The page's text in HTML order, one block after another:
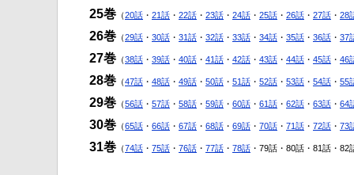
25巻 （20話 ・ 21話 ・ 22話 ・ 23話 ・ 24話 ・ 25話 ・ 26話 ・ 27話 ・ 28
26巻 （29話 ・ 30話 ・ 31話 ・ 32話 ・ 33話 ・ 34話 ・ 35話 ・ 36話 ・ 37
27巻 （38話 ・ 39話 ・ 40話 ・ 41話 ・ 42話 ・ 43話 ・ 44話 ・ 45話 ・ 46
28巻 （47話 ・ 48話 ・ 49話 ・ 50話 ・ 51話 ・ 52話 ・ 53話 ・ 54話 ・ 55
29巻 （56話 ・ 57話 ・ 58話 ・ 59話 ・ 60話 ・ 61話 ・ 62話 ・ 63話 ・ 64
30巻 （65話 ・ 66話 ・ 67話 ・ 68話 ・ 69話 ・ 70話 ・ 71話 ・ 72話 ・ 73
31巻 （74話 ・ 75話 ・ 76話 ・ 77話 ・ 78話 ・79話・80話・81話・82